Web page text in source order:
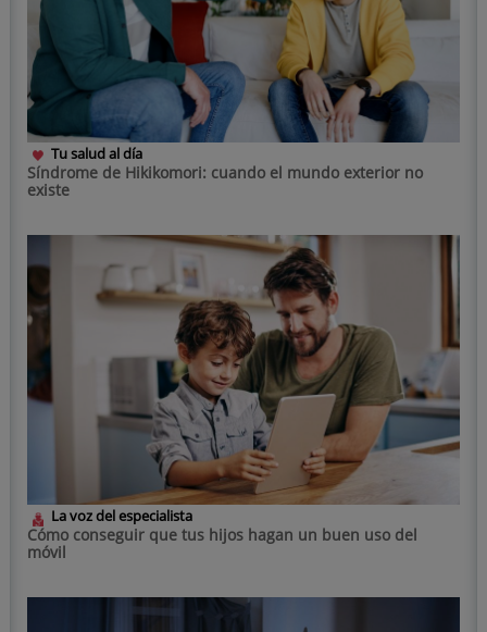
Tu salud al día
Síndrome de Hikikomori: cuando el mundo exterior no
existe
La voz del especialista
Cómo conseguir que tus hijos hagan un buen uso del
móvil